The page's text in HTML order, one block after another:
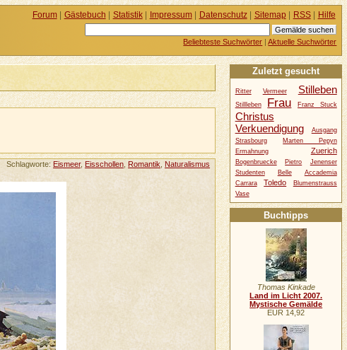
Schlagworte: Eismeer, Eisschollen Romantik Naturalismus
Forum| Gästebuch | Statistik| Impressum| Datenschutz| Sitemap| RSS| Hilfe
Beliebteste Suchwörter |Aktuelle Suchwörter
Zuletzt gesucht
Ritter Vermeer Stilleben
Stillleben Frau Franz Stuck
Christus
Verkuendigung
Ausgang
Strasbourg
Marten Pepyn
Ermahnung
Zuerich
Bogenbruecke Pietro
Jenenser
Studenten
Belle
Accademia
Carrara
Toledo
Blumenstrauss
Vase
Buchtipps
Thomas Kinkade
Land im Licht 2007.
Mystische Gemälde
EUR 14,92